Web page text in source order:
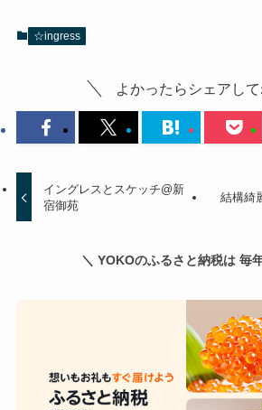
☆ingress
よかったらシェアして
イングレスとスケッチ@新
宿御苑
結構綺
＼ YOKOのふるさと納税は 毎